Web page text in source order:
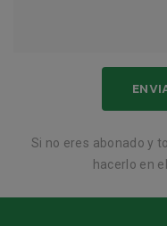
Si no eres abonado y
hacerlo en